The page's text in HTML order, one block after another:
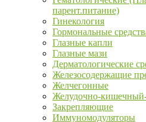
парент.питание)
Гинекология
Гормональные
Глазные капли
Глазные мази
Дерматологические
Железосодержащие
Желчегонные
Желудочно-
Закрепляющие
Иммуномодуляторы